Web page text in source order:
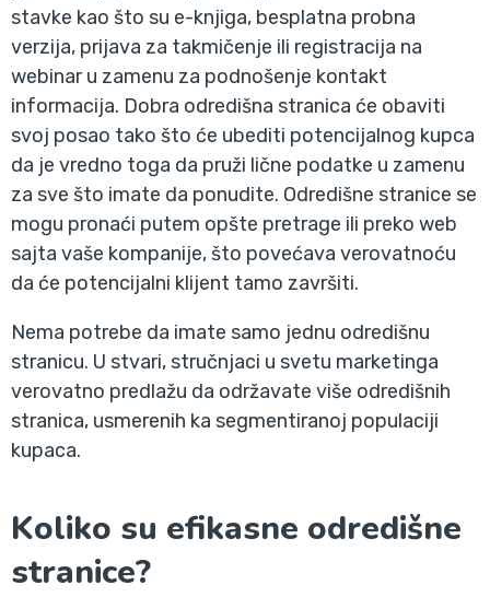
stavke kao što su e-knjiga, besplatna probna
verzija, prijava za takmičenje ili registracija na
webinar u zamenu za podnošenje kontakt
informacija. Dobra odredišna stranica će obaviti
svoj posao tako što će ubediti potencijalnog kupca
da je vredno toga da pruži lične podatke u zamenu
za sve što imate da ponudite. Odredišne stranice se
mogu pronaći putem opšte pretrage ili preko web
sajta vaše kompanije, što povećava verovatnoću
da će potencijalni klijent tamo završiti.
Nema potrebe da imate samo jednu odredišnu
stranicu. U stvari, stručnjaci u svetu marketinga
verovatno predlažu da održavate više odredišnih
stranica, usmerenih ka segmentiranoj populaciji
kupaca.
Koliko su efikasne odredišne
stranice?